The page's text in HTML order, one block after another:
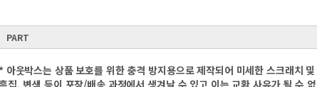
PART
아웃박스는 상품 보호를 위한 충격 방지용으로 제작되어 미세한 스크래치 및
집, 변색 등이 포장/배송 과정에서 생겨날 수 있고 이는 교환 사유가 될 수 없